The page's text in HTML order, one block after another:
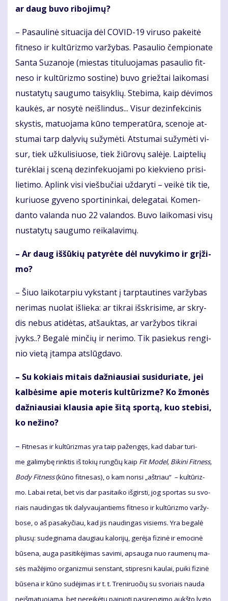
ar daug bu­vo ri­bo­ji­mų?
– Pa­sau­li­nė si­tu­a­ci­ja dėl CO­VID-19 vi­ru­so pa­kei­tė
fit­ne­so ir kul­tū­riz­mo var­žy­bas. Pa­sau­lio čem­pio­na­te
San­ta Su­za­no­je (mies­tas ti­tu­luo­ja­mas pa­sau­lio fit­
ne­so ir kul­tū­riz­mo sos­ti­ne) bu­vo griež­tai lai­ko­ma­si
nu­sta­ty­tų sau­gu­mo tai­syk­lių. Ste­bi­ma, kaip dė­vi­mos
kau­kės, ar no­sy­tė ne­iš­lin­dus... Vi­sur dez­in­fek­ci­nis
skys­tis, ma­tuo­ja­ma kū­no tem­pe­ra­tū­ra, sce­no­je at­
stu­mai tarp da­ly­vių su­žy­mė­ti. At­stu­mai su­žy­mė­ti vi­
sur, tiek už­ku­li­siuo­se, tiek žiū­ro­vų sa­lė­je. Laip­te­lių
tu­rėk­lai į sce­ną dez­in­fe­kuo­ja­mi po kiek­vie­no pri­si­
lie­ti­mo. Ap­link vi­si vieš­bu­čiai už­da­ry­ti – vei­kė tik tie,
ku­riuo­se gy­ve­no spor­ti­nin­kai, de­le­ga­tai. Ko­men­
dan­to va­lan­da nuo 22 va­lan­dos. Bu­vo lai­ko­ma­si vi­sų
nu­sta­ty­tų sau­gu­mo rei­ka­la­vi­mų.
– Ar daug iš­šū­kių pa­ty­rė­te dėl nu­vy­ki­mo ir grį­ži­
mo?
– Šiuo lai­ko­tar­piu vyks­tant į tarp­tau­ti­nes var­žy­bas
ne­ri­mas nuo­lat iš­lie­ka: ar tik­rai iš­skri­si­me, ar skry­
dis ne­bus ati­dė­tas, at­šauk­tas, ar var­žy­bos tik­rai
įvyks..? Be­ga­lė min­čių ir ne­ri­mo. Tik pa­sie­kus ren­gi­
nio vie­tą įtam­pa at­slūg­da­vo.
– Su ko­kiais mi­tais daž­niau­siai su­si­du­ria­te, jei
kal­bė­si­me apie mo­te­ris kul­tū­riz­me? Ko žmo­nės
daž­niau­siai klau­sia apie ši­tą spor­tą, kuo ste­bi­si,
ko ne­ži­no?
– Fit­ne­sas ir kul­tū­riz­mas yra taip pa­žen­gęs, kad da­bar tu­ri­
me ga­li­my­bę rink­tis iš to­kių rung­čių kaip Fit Mo­del, Bi­ki­ni Fit­ness,
Bo­dy Fit­ness(kū­no fit­ne­sas), o kam no­ri­si „ašt­riau“ – kul­tū­riz­
mo. La­bai re­tai, bet vis dar pa­si­tai­ko iš­girs­ti, jog spor­tas su svo­
riais nau­din­gas tik da­ly­vau­jan­tiems fit­ne­so ir kul­tū­riz­mo var­žy­
bo­se, o aš pa­sa­ky­čiau, kad jis nau­din­gas vi­siems. Yra be­ga­lė
pliu­sų: su­de­gi­na­ma dau­giau ka­lo­ri­jų, ge­rė­ja fi­zi­nė ir emo­ci­nė
bū­se­na, au­ga pa­si­ti­kė­ji­mas sa­vi­mi, ap­sau­ga nuo rau­me­nų ma­
sės ma­žė­ji­mo or­ga­niz­mui sens­tant, stip­res­ni kau­lai, pui­ki fi­zi­nė
bū­se­na ir kū­no su­dė­ji­mas ir t. t. Tre­ni­ruo­čių su svo­riais nau­da
ne­iš­ma­tuo­ja­ma, bet ne­rei­kė­tų pai­nio­ti pa­si­ren­gi­mo aukš­to ly­gio